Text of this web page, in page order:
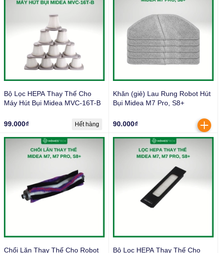
Bộ Lọc HEPA Thay Thế Cho
Máy Hút Bụi Midea MVC-16T-B
99.000₫ Hết hàng
Khăn (giẻ) Lau Rung Robot Hút
Bụi Midea M7 Pro, S8+
90.000₫
Chổi Lăn Thay Thế Cho Robot
Bộ Lọc HEPA Thay Thế Cho